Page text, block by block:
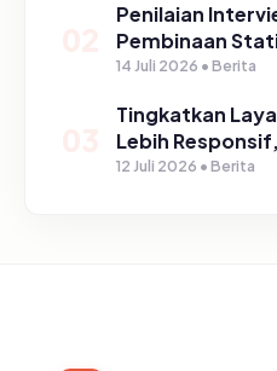
Penilaian
Pembinaan
Kabupaten
14 Juli 2026 • Berita
Tingkatkan
Lebih
Gelar Sosialisasi
12 Juli 2026 • Berita